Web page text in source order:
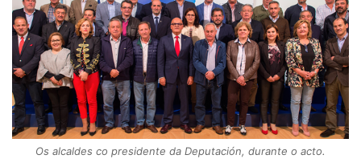
Os alcaldes co presidente da Deputación, durante o acto.